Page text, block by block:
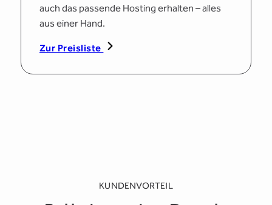
auch das passende Hosting erhalten – alles
aus einer Hand.
Zur Preisliste
KUNDENVORTEIL